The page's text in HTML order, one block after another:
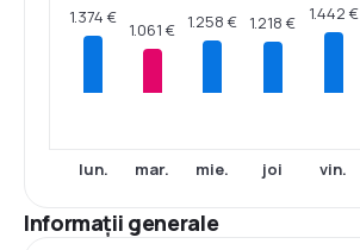
1.374 €
lun.
1.061 €
mar.
1.258 €
mie.
1.218 €
joi
1.442 €
vin.
Informații generale